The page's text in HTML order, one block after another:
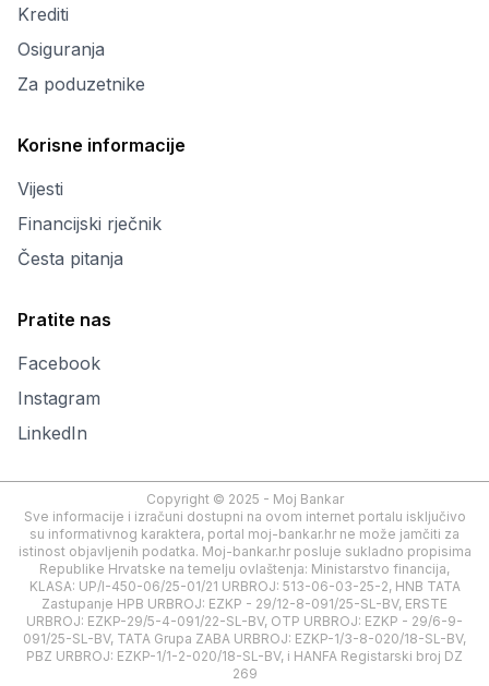
Krediti
Osiguranja
Za poduzetnike
Korisne informacije
Vijesti
Financijski rječnik
Česta pitanja
Pratite nas
Facebook
Instagram
LinkedIn
Copyright © 2025 - Moj Bankar
Sve informacije i izračuni dostupni na ovom internet portalu isključivo
su informativnog karaktera, portal moj-bankar.hr ne može jamčiti za
istinost objavljenih podatka. Moj-bankar.hr posluje sukladno propisima
Republike Hrvatske na temelju ovlaštenja: Ministarstvo financija,
KLASA: UP/I-450-06/25-01/21 URBROJ: 513-06-03-25-2, HNB TATA
Zastupanje HPB URBROJ: EZKP - 29/12-8-091/25-SL-BV, ERSTE
URBROJ: EZKP-29/5-4-091/22-SL-BV, OTP URBROJ: EZKP - 29/6-9-
091/25-SL-BV, TATA Grupa ZABA URBROJ: EZKP-1/3-8-020/18-SL-BV,
PBZ URBROJ: EZKP-1/1-2-020/18-SL-BV, i HANFA Registarski broj DZ
269